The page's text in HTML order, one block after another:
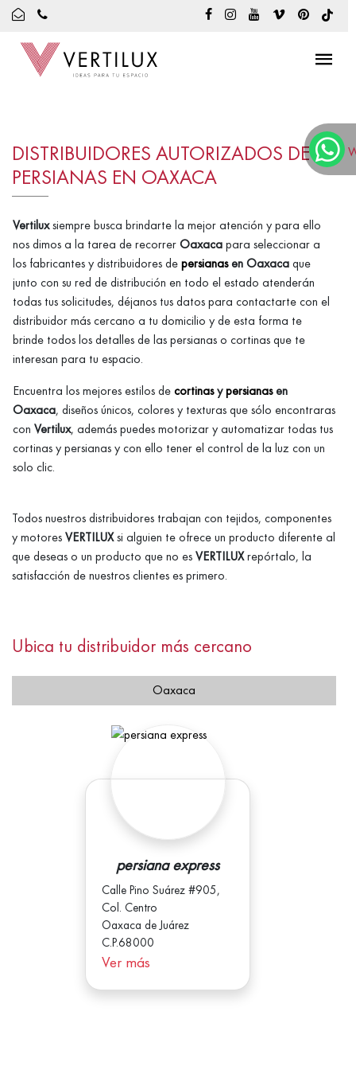
DISTRIBUIDORES AUTORIZADOS DE
PERSIANAS EN OAXACA
Vertiluxsiempre busca brindarte la mejor atención y para ello
nos dimos a la tarea de recorrer Oaxaca para seleccionar a
los fabricantes y distribuidores de persianasen Oaxaca que
junto con su red de distribución en todo el estado atenderán
todas tus solicitudes, déjanos tus datos para contactarte con el
distribuidor más cercano a tu domicilio y de esta forma te
brinde todos los detalles de las persianas o cortinas que te
interesan para tu espacio.
Encuentra los mejores estilos de cortinasypersianasen
Oaxaca, diseños únicos, colores y texturas que sólo encontraras
con Vertilux, además puedes motorizar y automatizar todas tus
cortinas y persianas y con ello tener el control de la luz con un
solo clic.
Todos nuestros distribuidores trabajan con tejidos, componentes
y motores VERTILUXsi alguien te ofrece un producto diferente al
que deseas o un producto que no es VERTILUXrepórtalo, la
satisfacción de nuestros clientes es primero.
Ubica tu distribuidor más cercano
Oaxaca
persiana express
Calle Pino Suárez #905,
Col. Centro
Oaxaca de Juárez
C.P.68000
Ver más